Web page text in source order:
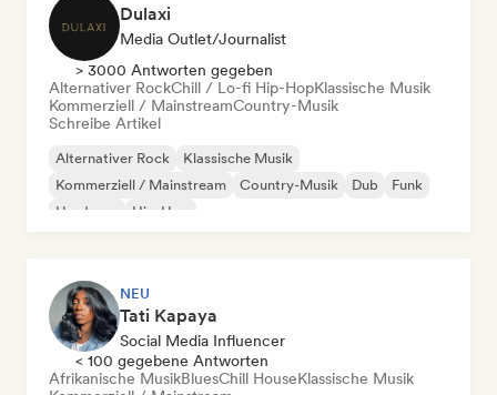
Dulaxi
Media Outlet/Journalist
> 3000 Antworten gegeben
Alternativer RockChill / Lo-fi Hip-HopKlassische Musik
Kommerziell / MainstreamCountry-Musik
Schreibe Artikel
Alternativer Rock
Klassische Musik
Kommerziell / Mainstream
Country-Musik Dub
Funk
Hardcore
Hip-Hop
NEU
Tati Kapaya
Social Media Influencer
< 100 gegebene Antworten
Afrikanische MusikBluesChill HouseKlassische Musik